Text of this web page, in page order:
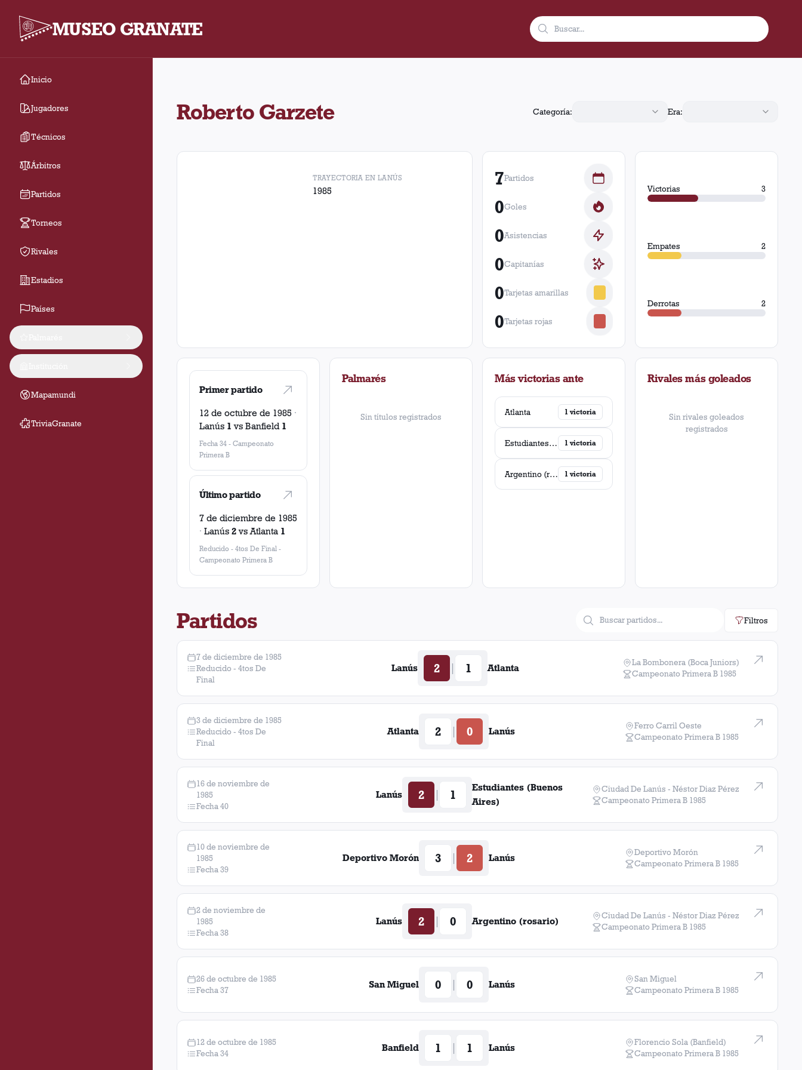
MUSEO GRANATE
Inicio
Jugadores
Técnicos
Árbitros
Partidos
Torneos
Rivales
Estadios
Países
Mapamundi
TriviaGranate
Roberto Garzete Categoría: Era:
TRAYECTORIA EN LANÚS
1985
7Partidos
0Goles
0Asistencias
0Capitanías
0Tarjetas amarillas
0Tarjetas rojas
Victorias 3
Empates 2
Derrotas 2
Primer partido
12 de octubre de 1985 ·
Lanús 1 vs Banfield 1
Fecha 34 - Campeonato
Primera B
Último partido
7 de diciembre de 1985
· Lanús 2vs Atlanta 1
Reducido - 4tos De Final -
Campeonato Primera B
Palmarés
Sin títulos registrados
Más victorias ante
Atlanta 1 victoria
Estudiantes (Buenos Aires) 1 victoria
Argentino (rosario) 1 victoria
Rivales más goleados
Sin rivales goleados
registrados
Partidos Filtros
7 de diciembre de 1985
Reducido - 4tos De
Final
Lanús 2 1 Atlanta
La Bombonera (Boca Juniors)
Campeonato Primera B 1985
3 de diciembre de 1985
Reducido - 4tos De
Final
Atlanta 2 0 Lanús
Ferro Carril Oeste
Campeonato Primera B 1985
16 de noviembre de
1985
Fecha 40
Lanús 2 1
Estudiantes (Buenos
Aires)
Ciudad De Lanús - Néstor Diaz Pérez
Campeonato Primera B 1985
10 de noviembre de
1985
Fecha 39
Deportivo Morón 3 2 Lanús
Deportivo Morón
Campeonato Primera B 1985
2 de noviembre de
1985
Fecha 38
Lanús 2 0 Argentino (rosario)
Ciudad De Lanús - Néstor Diaz Pérez
Campeonato Primera B 1985
26 de octubre de 1985
Fecha 37
San Miguel 0 0 Lanús
San Miguel
Campeonato Primera B 1985
12 de octubre de 1985
Fecha 34
Banfield 1 1 Lanús
Florencio Sola (Banfield)
Campeonato Primera B 1985